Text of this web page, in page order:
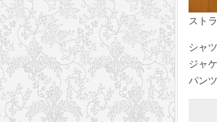
スト
シャ
ジャ
パン